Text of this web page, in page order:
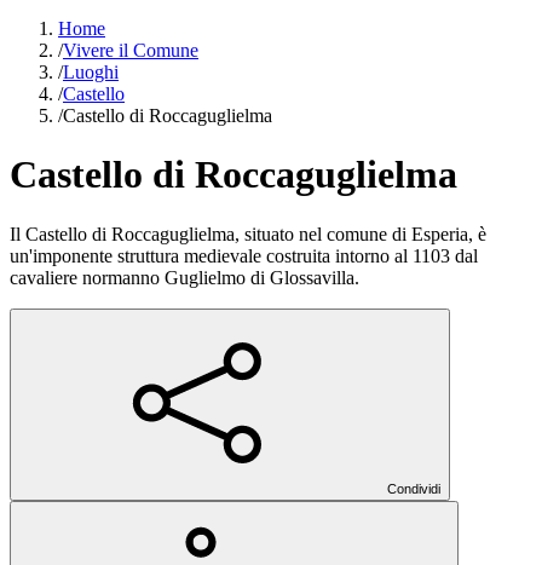
Home
/Vivere il Comune
/Luoghi
/Castello
/Castello di Roccaguglielma
Castello di Roccaguglielma
Il Castello di Roccaguglielma, situato nel comune di Esperia, è
un'imponente struttura medievale costruita intorno al 1103 dal
cavaliere normanno Guglielmo di Glossavilla.
Condividi